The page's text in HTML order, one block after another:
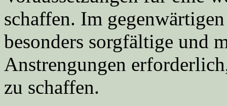
schaffen. Im
besonders sorgfältige und
Anstrengungen
zu schaffen.